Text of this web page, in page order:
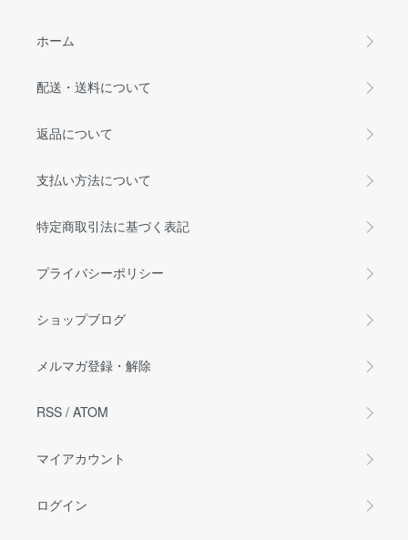
ホーム
配送・送料について
返品について
支払い方法について
特定商取引法に基づく表記
プライバシーポリシー
ショップブログ
メルマガ登録・解除
RSS / ATOM
マイアカウント
ログイン